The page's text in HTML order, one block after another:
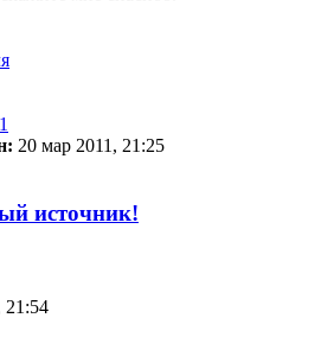
20 мар 2011, 21:25
источник!
21:54